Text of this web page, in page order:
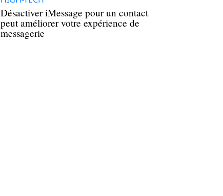
Désactiver iMessage pour un contact
peut améliorer votre expérience de
messagerie